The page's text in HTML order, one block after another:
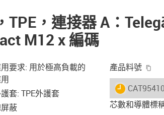
TPE，連接器 A：
M12 x 編碼
要求: 用於極高負載的
套: TPE外護套
蔽
產品料號
igus-icon-
芯數和導體標